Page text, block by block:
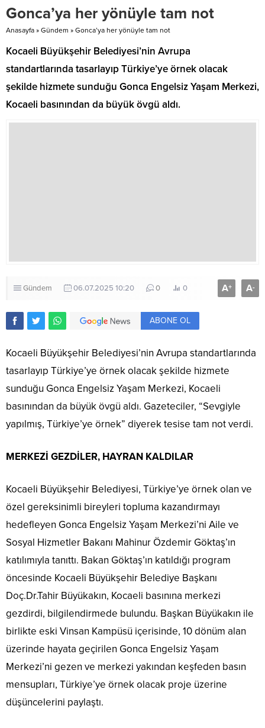
Gonca’ya her yönüyle tam not
Anasayfa » Gündem » Gonca’ya her yönüyle tam not
Kocaeli Büyükşehir Belediyesi’nin Avrupa
standartlarında tasarlayıp Türkiye’ye örnek olacak
şekilde hizmete sunduğu Gonca Engelsiz Yaşam Merkezi,
Kocaeli basınından da büyük övgü aldı.
Gündem 06.07.2025 10:20 0 0 A+ A-
ABONE OL
Kocaeli Büyükşehir Belediyesi’nin Avrupa standartlarında
tasarlayıp Türkiye’ye örnek olacak şekilde hizmete
sunduğu Gonca Engelsiz Yaşam Merkezi, Kocaeli
basınından da büyük övgü aldı. Gazeteciler, “Sevgiyle
yapılmış, Türkiye’ye örnek” diyerek tesise tam not verdi.
MERKEZİ GEZDİLER, HAYRAN KALDILAR
Kocaeli Büyükşehir Belediyesi, Türkiye’ye örnek olan ve
özel gereksinimli bireyleri topluma kazandırmayı
hedefleyen Gonca Engelsiz Yaşam Merkezi’ni Aile ve
Sosyal Hizmetler Bakanı Mahinur Özdemir Göktaş’ın
katılımıyla tanıttı. Bakan Göktaş’ın katıldığı program
öncesinde Kocaeli Büyükşehir Belediye Başkanı
Doç.Dr.Tahir Büyükakın, Kocaeli basınına merkezi
gezdirdi, bilgilendirmede bulundu. Başkan Büyükakın ile
birlikte eski Vinsan Kampüsü içerisinde, 10 dönüm alan
üzerinde hayata geçirilen Gonca Engelsiz Yaşam
Merkezi’ni gezen ve merkezi yakından keşfeden basın
mensupları, Türkiye’ye örnek olacak proje üzerine
düşüncelerini paylaştı.